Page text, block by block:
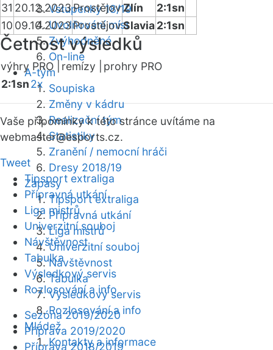
Vstupenky 18/19
Uvolňování míst
Zvýhodněné
On-line
A-tým
Soupiska
Změny v kádru
Realizační tým
Statistiky
Zranění / nemocní hráči
Dresy 2018/19
Zápasy
Tipsport extraliga
Přípravná utkání
Liga mistrů
Univerzitní souboj
Návštěvnost
Tabulka
Výsledkový servis
Rozlosování a info
Mládež
Kontakty a informace
31 20.12.2023ProstějovZlín
2:1sn
10 09.10.2023ProstějovSlavia2:1sn
Četnost výsledků
výhry PRO | remízy |
prohry PRO
2:1sn2x
Vaše připomínky k této stránce uvítáme na
webmaster@esports.cz.
Tweet
Tipsport extraliga
Přípravná utkání
Liga mistrů
Univerzitní souboj
Návštěvnost
Tabulka
Výsledkový servis
Rozlosování a info
Sezóna 2019/2020
Příprava 2019/2020
Příprava 2018/2019